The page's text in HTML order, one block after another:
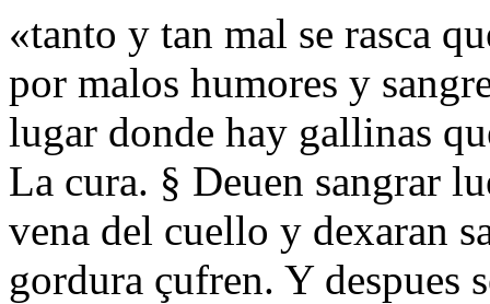
«tanto y tan mal se rasca
por malos humores y
lugar donde hay gallinas
La cura. § Deuen sangrar
vena del cuello y dexaran
gordura çufren. Y despues